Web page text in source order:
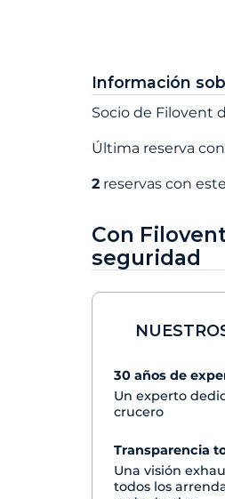
Información
Socio de Filovent
Última reserva
2 reservas con
Con
seguridad
30 años de
Un experto
crucero
Transparencia
Una visión
todos los